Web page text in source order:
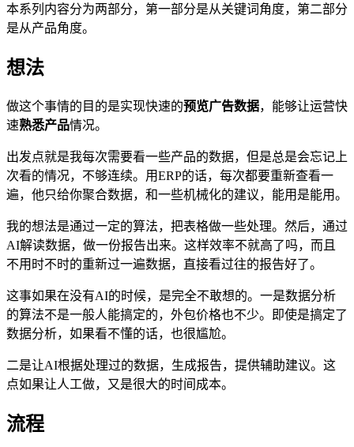
本系列内容分为两部分，第一部分是从关键词角度，第二部分
是从产品角度。
想法
做这个事情的目的是实现快速的预览广告数据，能够让运营快
速熟悉产品情况。
出发点就是我每次需要看一些产品的数据，但是总是会忘记上
次看的情况，不够连续。用ERP的话，每次都要重新查看一
遍，他只给你聚合数据，和一些机械化的建议，能用是能用。
我的想法是通过一定的算法，把表格做一些处理。然后，通过
AI解读数据，做一份报告出来。这样效率不就高了吗，而且
不用时不时的重新过一遍数据，直接看过往的报告好了。
这事如果在没有AI的时候，是完全不敢想的。一是数据分析
的算法不是一般人能搞定的，外包价格也不少。即使是搞定了
数据分析，如果看不懂的话，也很尴尬。
二是让AI根据处理过的数据，生成报告，提供辅助建议。这
点如果让人工做，又是很大的时间成本。
流程